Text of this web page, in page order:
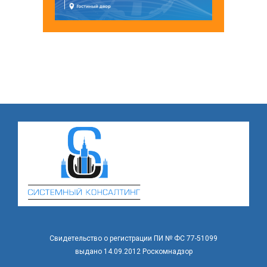
Свидетельство о регистрации ПИ № ФС 77-51099
выдано 14.09.2012 Роскомнадзор